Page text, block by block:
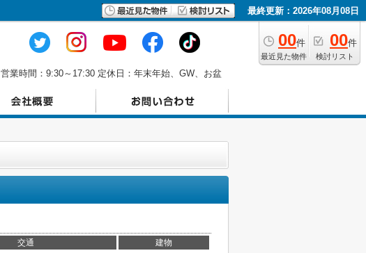
最終更新：2026年08月08日
00件
最近見た物件
00件
検討リスト
営業時間：9:30～17:30 定休日：年末年始、GW、お盆
交通 建物